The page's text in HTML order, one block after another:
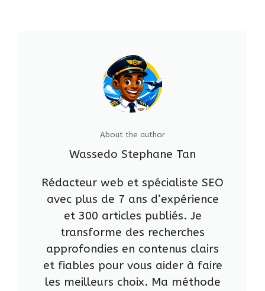
About the author
Wassedo Stephane Tan
Rédacteur web et spécialiste SEO
avec plus de 7 ans d’expérience
et 300 articles publiés. Je
transforme des recherches
approfondies en contenus clairs
et fiables pour vous aider à faire
les meilleurs choix. Ma méthode